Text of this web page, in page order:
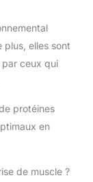
plus, elles sont
par ceux qui
protéines
en
de muscle ?